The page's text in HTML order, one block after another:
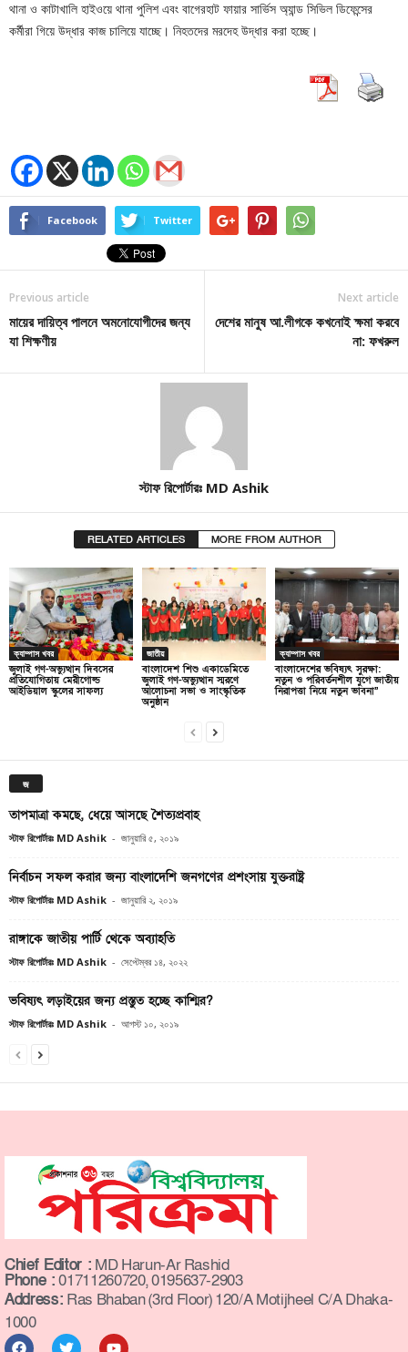
থানা ও কাটাখালি হাইওয়ে থানা পুলিশ এবং বাগেরহাট ফায়ার সার্ভিস অ্যান্ড সিভিল ডিফেন্সের
কর্মীরা গিয়ে উদ্ধার কাজ চালিয়ে যাচ্ছে। নিহতদের মরদেহ উদ্ধার করা হচ্ছে।
Facebook Twitter
Previous article
মায়ের দায়িত্ব পালনে অমনোযোগীদের জন্য
যা শিক্ষণীয়
Next article
দেশের মানুষ আ.লীগকে কখনোই ক্ষমা করবে
না: ফখরুল
স্টাফ রিপোর্টারঃ MD Ashik
RELATED ARTICLES MORE FROM AUTHOR
ক্যাম্পাস খবর
জুলাই গণ-অভ্যুত্থান দিবসের
প্রতিযোগিতায় মেরীগোল্ড
আইডিয়াল স্কুলের সাফল্য
জাতীয়
বাংলাদেশ শিশু একাডেমিতে
জুলাই গণ-অভ্যুত্থান স্মরণে
আলোচনা সভা ও সাংস্কৃতিক
অনুষ্ঠান
ক্যাম্পাস খবর
বাংলাদেশের ভবিষ্যৎ সুরক্ষা:
নতুন ও পরিবর্তনশীল যুগে জাতীয়
নিরাপত্তা নিয়ে নতুন ভাবনা”
জ
তাপমাত্রা কমছে, ধেয়ে আসছে শৈত্যপ্রবাহ
স্টাফ রিপোর্টারঃ MD Ashik - জানুয়ারি ৫, ২০১৯
নির্বাচন সফল করার জন্য বাংলাদেশি জনগণের প্রশংসায় যুক্তরাষ্ট্র
স্টাফ রিপোর্টারঃ MD Ashik - জানুয়ারি ২, ২০১৯
রাঙ্গাকে জাতীয় পার্টি থেকে অব্যাহতি
স্টাফ রিপোর্টারঃ MD Ashik - সেপ্টেম্বর ১৪, ২০২২
ভবিষ্যৎ লড়াইয়ের জন্য প্রস্তুত হচ্ছে কাশ্মির?
স্টাফ রিপোর্টারঃ MD Ashik - আগস্ট ১০, ২০১৯
Chief Editor : MD Harun-Ar Rashid
Phone :01711260720, 0195637-2903
Address: Ras Bhaban (3rd Floor) 120/A Motijheel C/A Dhaka-
1000